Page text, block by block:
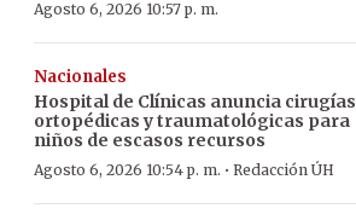
Agosto 6, 2026 10:57 p. m.
Nacionales
Hospital de Clínicas anuncia cirugías
ortopédicas y traumatológicas para
niños de escasos recursos
Agosto 6, 2026 10:54 p. m. · Redacción ÚH